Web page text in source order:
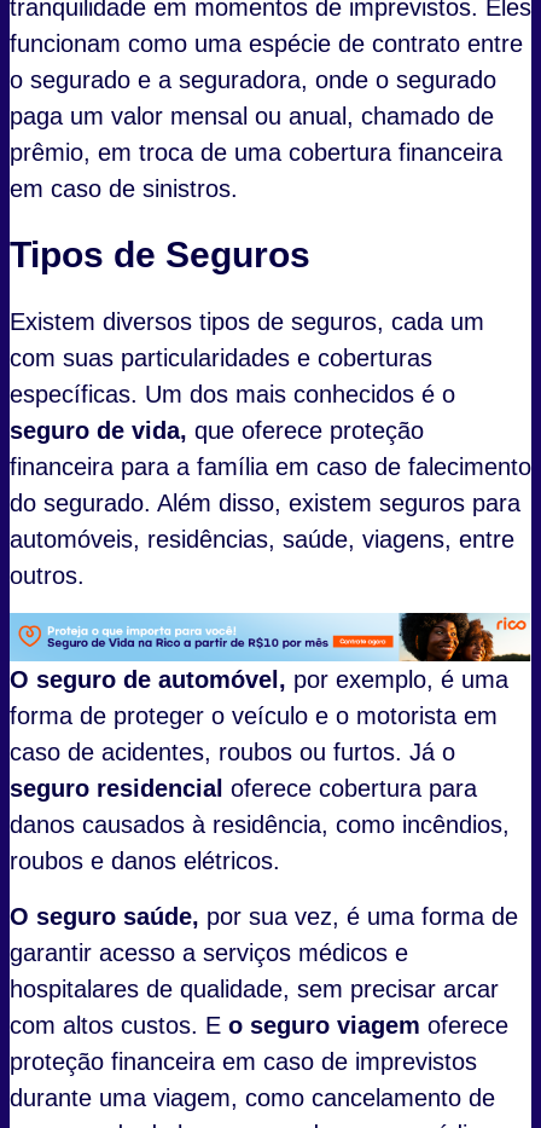
tranquilidade em momentos de imprevistos. Eles
funcionam como uma espécie de contrato entre
o segurado e a seguradora, onde o segurado
paga um valor mensal ou anual, chamado de
prêmio, em troca de uma cobertura financeira
em caso de sinistros.
Tipos de Seguros
Existem diversos tipos de seguros, cada um
com suas particularidades e coberturas
específicas. Um dos mais conhecidos é o
seguro de vida, que oferece proteção
financeira para a família em caso de falecimento
do segurado. Além disso, existem seguros para
automóveis, residências, saúde, viagens, entre
outros.
O seguro de automóvel, por exemplo, é uma
forma de proteger o veículo e o motorista em
caso de acidentes, roubos ou furtos. Já o
seguro residencial oferece cobertura para
danos causados à residência, como incêndios,
roubos e danos elétricos.
O seguro saúde, por sua vez, é uma forma de
garantir acesso a serviços médicos e
hospitalares de qualidade, sem precisar arcar
com altos custos. E o seguro viagem oferece
proteção financeira em caso de imprevistos
durante uma viagem, como cancelamento de